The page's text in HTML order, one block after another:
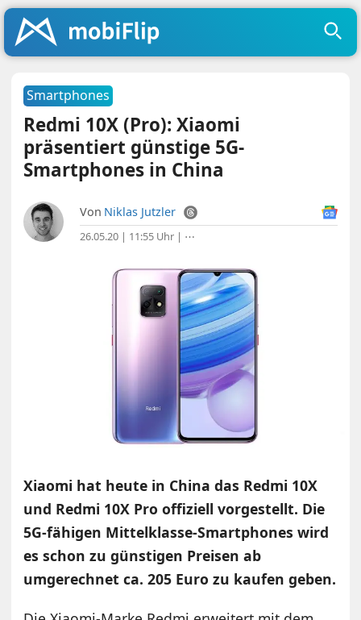
Smartphones
Redmi 10X (Pro): Xiaomi
präsentiert günstige 5G-
Smartphones in China
Von Niklas Jutzler
26.05.20 | 11:55 Uhr | ⋯
Xiaomi hat heute in China das Redmi 10X
und Redmi 10X Pro offiziell vorgestellt. Die
5G-fähigen Mittelklasse-Smartphones wird
es schon zu günstigen Preisen ab
umgerechnet ca. 205 Euro zu kaufen geben.